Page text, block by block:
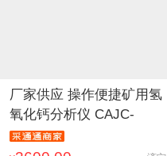
厂家供应 操作便捷矿用氢
氧化钙分析仪 CAJC-